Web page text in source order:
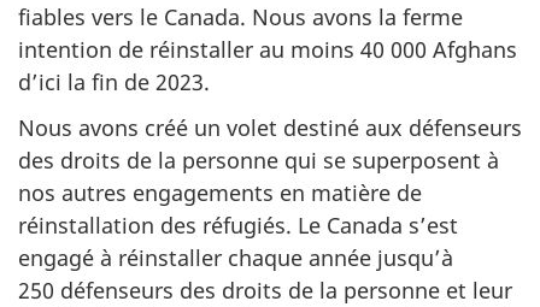
fiables vers le Canada. Nous avons la ferme
intention de réinstaller au moins 40 000 Afghans
d’ici la fin de 2023.
Nous avons créé un volet destiné aux défenseurs
des droits de la personne qui se superposent à
nos autres engagements en matière de
réinstallation des réfugiés. Le Canada s’est
engagé à réinstaller chaque année jusqu’à
250 défenseurs des droits de la personne et leur